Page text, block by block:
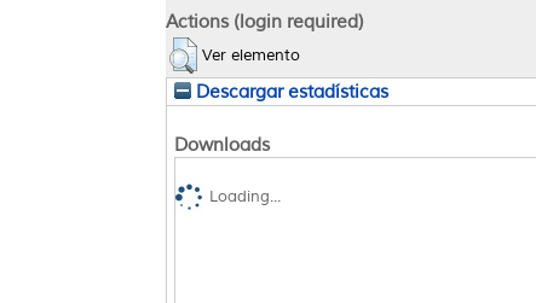
Actions (login required)
Ver elemento
Descargar estadísticas
Downloads
Loading...